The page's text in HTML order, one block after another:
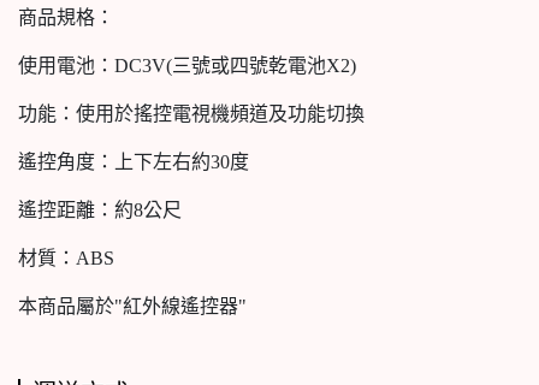
商品規格：
使用電池：DC3V(三號或四號乾電池X2)
功能：使用於搖控電視機頻道及功能切換
遙控角度：上下左右約30度
遙控距離：約8公尺
材質：ABS
本商品屬於"紅外線遙控器"